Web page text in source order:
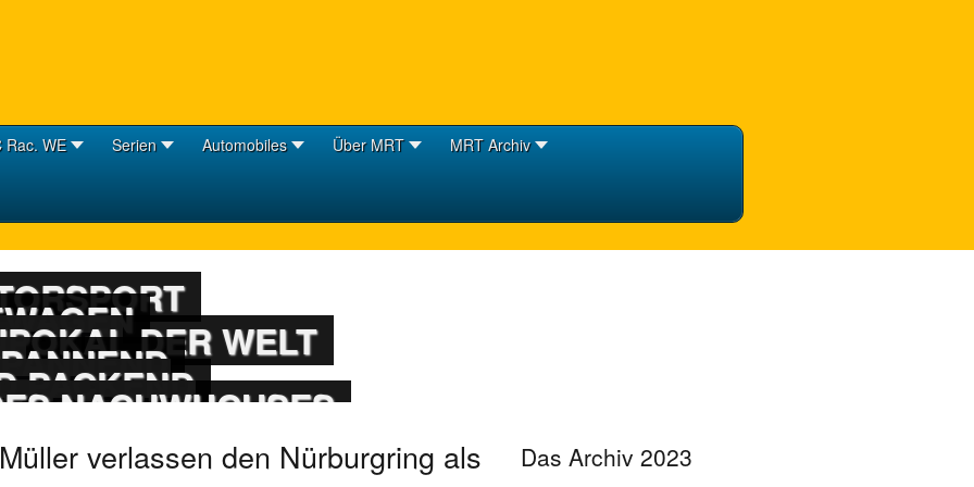
Rac. WE Serien Automobiles Über MRT MRT Archiv
CUP DER WELT
PACKEND
CUP
NACHWUCHSES
verlassen den Nürburgring als
Das Archiv 2023